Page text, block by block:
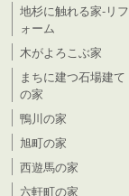
地杉に触れる家-リフ
ォーム
木がよろこぶ家
まちに建つ石場建て
の家
鴨川の家
旭町の家
西遊馬の家
六軒町の家